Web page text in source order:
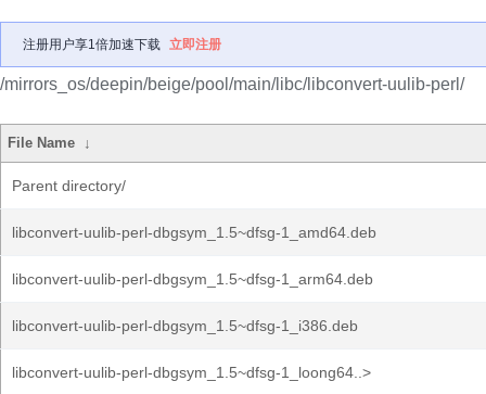
注册用户享1倍加速下载 立即注册
/mirrors_os/deepin/beige/pool/main/libc/libconvert-uulib-perl/
File Name ↓
Parent directory/
libconvert-uulib-perl-dbgsym_1.5~dfsg-1_amd64.deb
libconvert-uulib-perl-dbgsym_1.5~dfsg-1_arm64.deb
libconvert-uulib-perl-dbgsym_1.5~dfsg-1_i386.deb
libconvert-uulib-perl-dbgsym_1.5~dfsg-1_loong64..>